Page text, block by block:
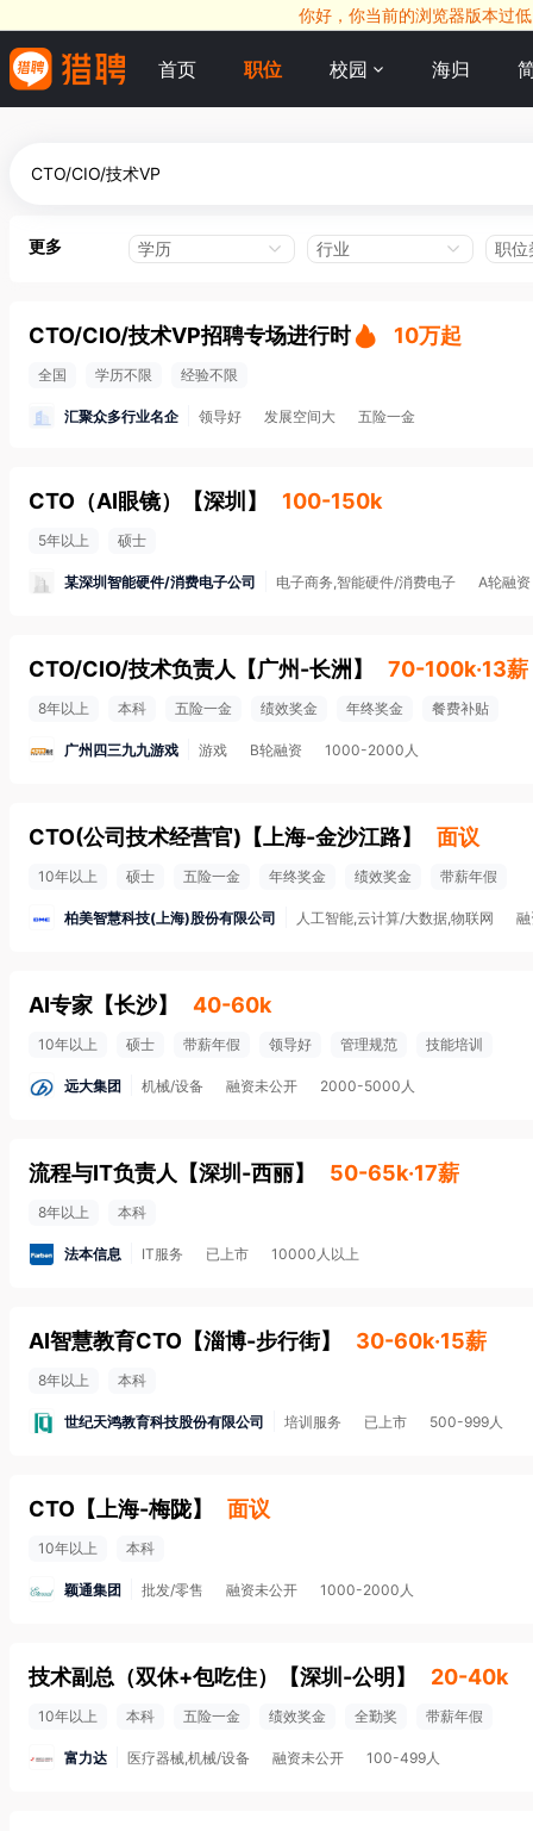
你好，你当前的浏览器版本过
首页 职位 校园 海归
更多 学历 行业 职位
CTO/CIO/技术VP招聘专场进行时 10万起
全国 学历不限 经验不限
汇聚众多行业名企 领导好 发展空间大 五险一金
CTO（AI眼镜） 【深圳 】 100-150k
5年以上 硕士
某深圳智能硬件/消费电子公司 电子商务,智能硬件/消费电子 A轮融资
CTO/CIO/技术负责人 【广州-长洲 】 70-100k·13薪
8年以上 本科 五险一金 绩效奖金 年终奖金 餐费补贴
广州四三九九游戏 游戏 B轮融资 1000-2000人
CTO(公司技术经营官) 【 上海-金沙江路】 面议
10年以上 硕士 五险一金 年终奖金 绩效奖金 带薪年假
柏美智慧科技(上海)股份有限公司 人工智能,云计算/大数据,物联网
AI专家 【长沙】 40-60k
10年以上 硕士 带薪年假 领导好 管理规范 技能培训
远大集团 机械/设备 融资未公开 2000-5000人
流程与IT负责人 【深圳-西丽】 50-65k·17薪
8年以上 本科
法本信息 IT服务 已上市 10000人以上
AI智慧教育CTO 【淄博-步行街】 30-60k·15薪
8年以上 本科
世纪天鸿教育科技股份有限公司 培训服务 已上市 500-999人
CTO 【 上海-梅陇】 面议
10年以上 本科
颖通集团 批发/零售 融资未公开 1000-2000人
技术副总（双休+包吃住） 【深圳-公明 】 20-40k
10年以上 本科 五险一金 绩效奖金 全勤奖 带薪年假
富力达 医疗器械,机械/设备 融资未公开 100-499人